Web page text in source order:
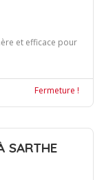
et efficace pour
Fermeture !
SARTHE